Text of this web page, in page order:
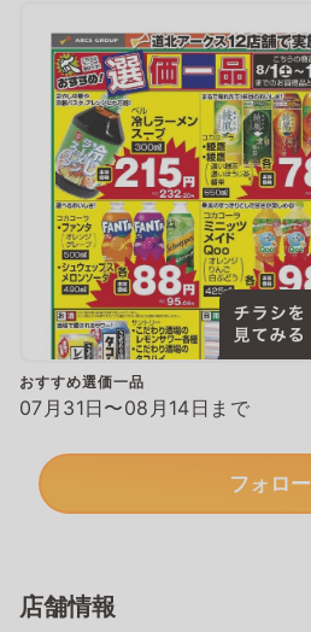
おすすめ選価一品
07月31日〜08月14日まで
フォロー
店舗情報